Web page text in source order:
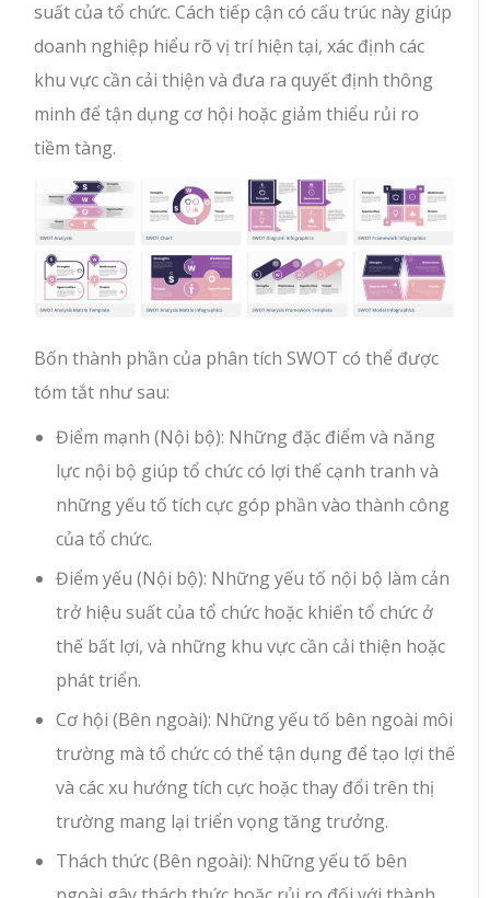
suất của tổ chức. Cách tiếp cận có cấu trúc này giúp
doanh nghiệp hiểu rõ vị trí hiện tại, xác định các
khu vực cần cải thiện và đưa ra quyết định thông
minh để tận dụng cơ hội hoặc giảm thiểu rủi ro
tiềm tàng.
Bốn thành phần của phân tích SWOT có thể được
tóm tắt như sau:
Điểm mạnh (Nội bộ): Những đặc điểm và năng
lực nội bộ giúp tổ chức có lợi thế cạnh tranh và
những yếu tố tích cực góp phần vào thành công
của tổ chức.
Điểm yếu (Nội bộ): Những yếu tố nội bộ làm cản
trở hiệu suất của tổ chức hoặc khiến tổ chức ở
thế bất lợi, và những khu vực cần cải thiện hoặc
phát triển.
Cơ hội (Bên ngoài): Những yếu tố bên ngoài môi
trường mà tổ chức có thể tận dụng để tạo lợi thế
và các xu hướng tích cực hoặc thay đổi trên thị
trường mang lại triển vọng tăng trưởng.
Thách thức (Bên ngoài): Những yếu tố bên